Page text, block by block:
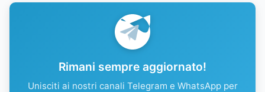
Rimani sempre aggiornato!
Unisciti ai nostri canali Telegram e WhatsApp per